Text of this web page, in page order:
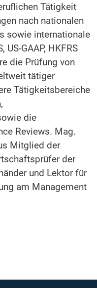
Tätigkeit
nach nationalen
sowie internationale
US-GAAP, HKFRS
die Prüfung von
tätiger
Tätigkeitsbereiche
die
Reviews. Mag.
Mitglied der
der
und Lektor für
am Management